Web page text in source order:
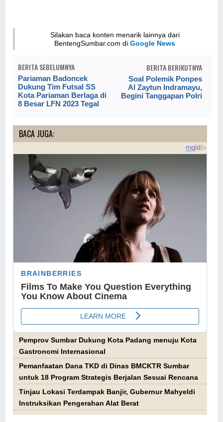
Silakan baca konten menarik lainnya dari
BentengSumbar.com diGoogle News
BERITA SEBELUMNYA
Pariaman Badoncek
Dukung Tim Futsal SS
Kota Pariaman Berlaga di
8 Besar LFN 2023 Tegal
BERITA BERIKUTNYA
Soal Polemik Ponpes
Al Zaytun Indramayu,
Begini Tanggapan Polri
BACA JUGA:
Pemprov Sumbar Dukung Kota Padang menuju Kota
Gastronomi Internasional
Pemanfaatan Dana TKD di Dinas BMCKTR Sumbar
untuk 18 Program Strategis Berjalan Sesuai Rencana
Tinjau Lokasi Terdampak Banjir, Gubernur Mahyeldi
Instruksikan Pengerahan Alat Berat